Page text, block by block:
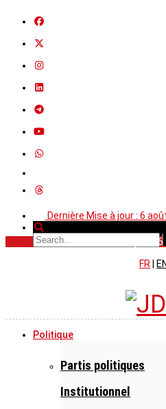
Dernière Mise à jour : 6
Dernière Mise à jour :
FR
EN
Politique
Partis politiques
Institutionnel